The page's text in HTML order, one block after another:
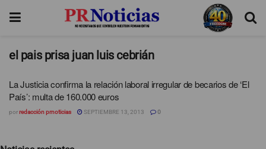
el pais prisa juan luis cebrián
La Justicia confirma la relación laboral irregular de becarios de ‘El
País’: multa de 160.000 euros
porredacción prnoticias SEPTIEMBRE 13, 2013 0